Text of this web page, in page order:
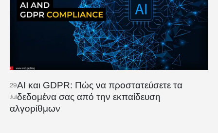
29
Jul
AI και GDPR: Πώς να προστατεύσετε τα
δεδομένα σας από την εκπαίδευση
αλγορίθμων